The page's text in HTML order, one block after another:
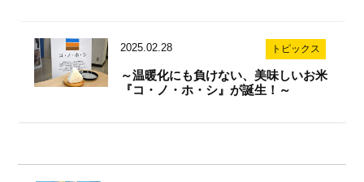
2025.02.28
～温暖化にも負けない、美味しいお米
『コ・ノ・ホ・シ』が誕生！～
トピックス